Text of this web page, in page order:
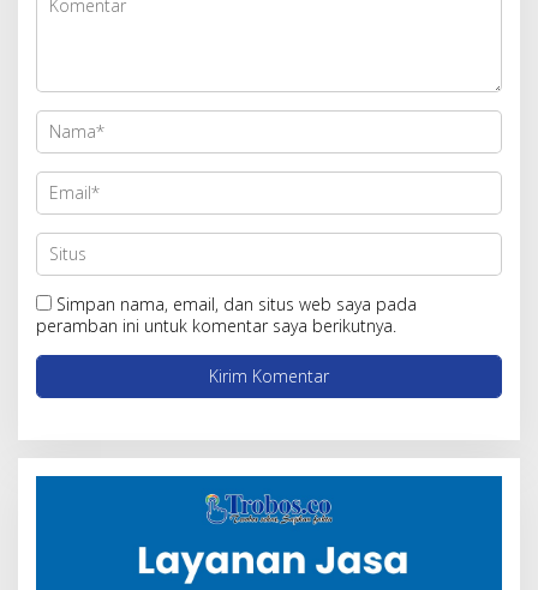
Simpan nama, email, dan situs web saya pada
peramban ini untuk komentar saya berikutnya.